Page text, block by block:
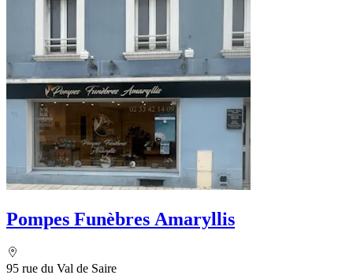
Pompes Funèbres Amaryllis
95 rue du Val de Saire